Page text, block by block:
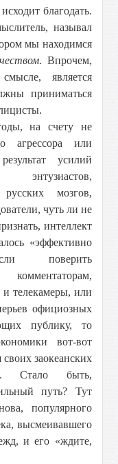
благодать.
называл
мы находимся
. Впрочем,
является
приниматься
на счету не
агрессора или
усилий
энтузиастов,
мозгов,
чуть ли не
интеллект
«эффективно
поверить
телекамеры, или
официозных
публику, то
вот-вот
своих заокеанских
Стало быть,
путь? Тут
популярного
высмеивавшего
и его «ждите,